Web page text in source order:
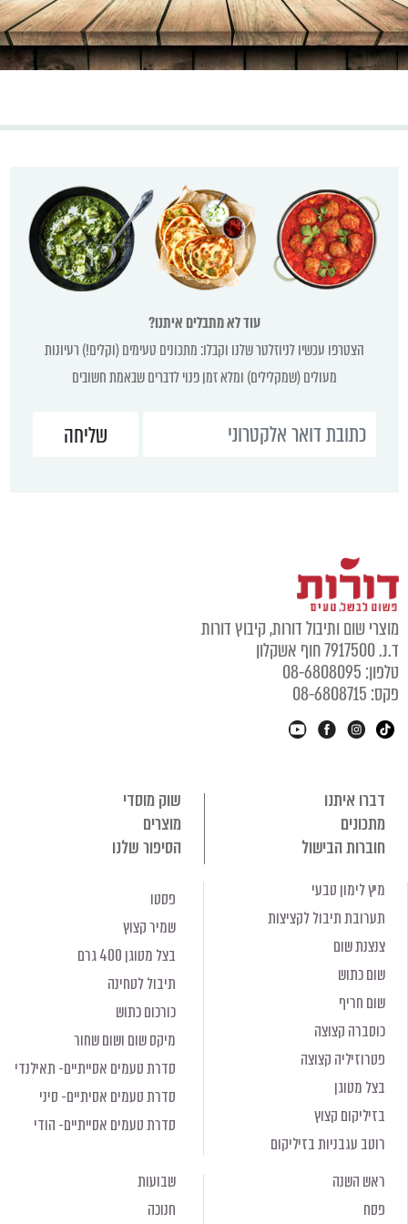
עוד לא מתבלים איתנו?
הצטרפו עכשיו לניוזלטר שלנו וקבלו: מתכונים טעימים (וקלים!) רעיונות
מעולים (שמקלילים) ומלא זמן פנוי לדברים שבאמת חשובים
שום ותיבול דורות, קיבוץ דורות
חוף אשקלון
08-6808095
08-6808715
דברו איתנו
שוק מוסדי
מתכונים
מוצרים
חוברות הבישול
הסיפור שלנו
מיץ לימון טבעי
תערובת תיבול לקציצות
צנצנת שום
שום כתוש
שום חריף
כוסברה קצוצה
פטרוזיליה קצוצה
בצל מטוגן
בזיליקום קצוץ
רוטב עגבניות בזיליקום
פסטו
שמיר קצוץ
בצל מטוגן 400 גרם
תיבול לטחינה
כורכום כתוש
מיקס שום ושום שחור
סדרת טעמים אסייתיים- תאילנדי
סדרת טעמים אסיתיים- סיני
סדרת טעמים אסייתיים- הודי
ראש השנה
פסח
שבועות
חנוכה